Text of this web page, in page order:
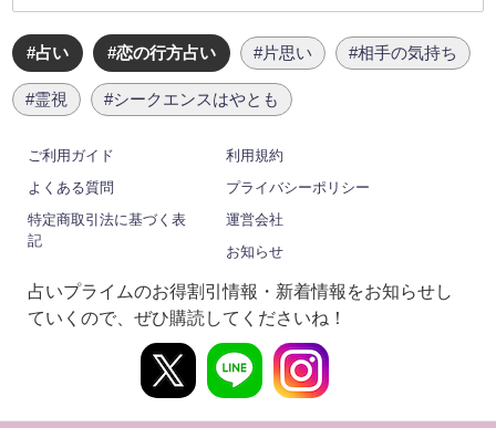
#占い #恋の行方占い #片思い #相手の気持ち
#霊視 #シークエンスはやとも
ご利用ガイド
利用規約
よくある質問
プライバシーポリシー
特定商取引法に基づく表
記
運営会社
お知らせ
占いプライムのお得割引情報・新着情報をお知らせし
ていくので、ぜひ購読してくださいね！